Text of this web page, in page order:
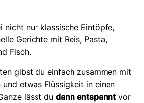
nicht nur klassische Eintöpfe,
Gerichte mit Reis, Pasta,
Fisch.
gibst du einfach zusammen mit
und etwas Flüssigkeit in einen
lässt du dann entspannt vor